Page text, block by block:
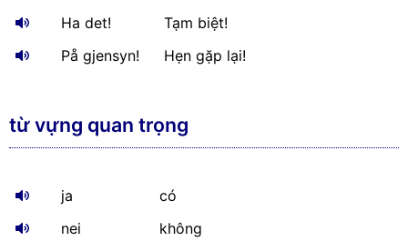
Ha det!
Tạm biệt!
På gjensyn!
Hẹn gặp lại!
từ vựng quan trọng
ja
có
nei
không